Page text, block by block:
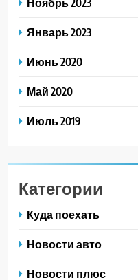
Январь 2023
Июнь 2020
Май 2020
Июль 2019
Категории
Куда поехать
Новости авто
Новости плюс